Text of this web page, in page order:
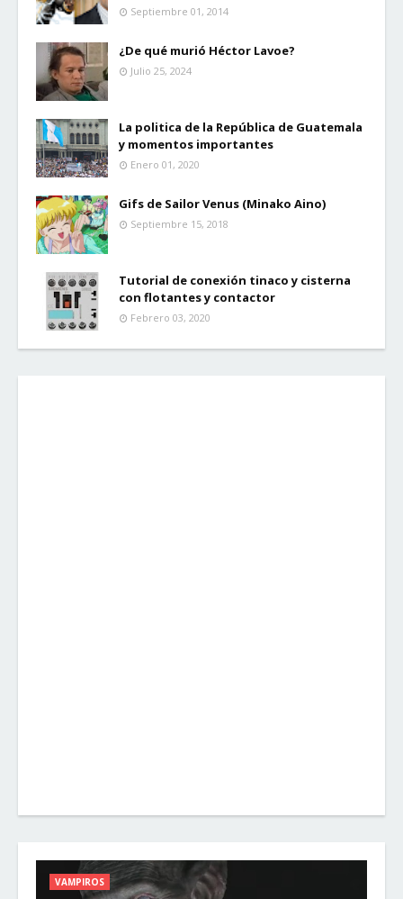
Septiembre 01, 2014
¿De qué murió Héctor Lavoe?
Julio 25, 2024
La politica de la República de Guatemala
y momentos importantes
Enero 01, 2020
Gifs de Sailor Venus (Minako Aino)
Septiembre 15, 2018
Tutorial de conexión tinaco y cisterna
con flotantes y contactor
Febrero 03, 2020
VAMPIROS